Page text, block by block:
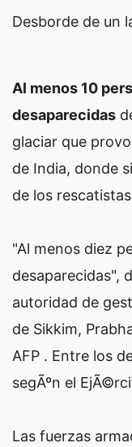
Desborde de un
Al menos 10
desaparecidas
glaciar que
de India, donde
de los
"Al menos diez
desaparecidas",
autoridad de
de Sikkim,
AFP . Entre los
segÃºn el
Las fuerzas